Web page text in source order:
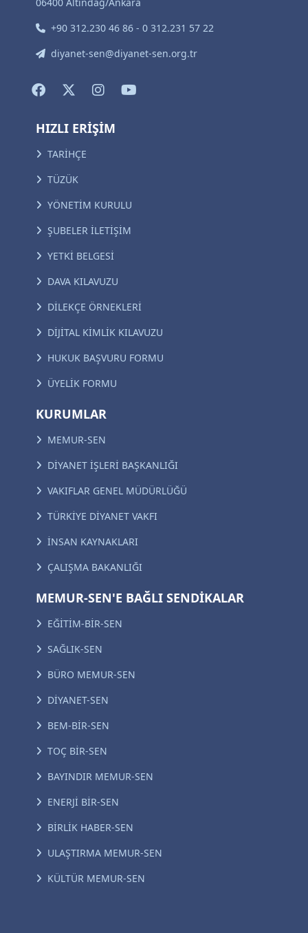
+90 312.230 46 86 - 0 312.231 57 22
diyanet-sen@diyanet-sen.org.tr
HIZLI ERİŞİM
TARİHÇE
TÜZÜK
YÖNETİM KURULU
ŞUBELER İLETİŞİM
YETKİ BELGESİ
DAVA KILAVUZU
DİLEKÇE ÖRNEKLERİ
DİJİTAL KİMLİK KILAVUZU
HUKUK BAŞVURU FORMU
ÜYELİK FORMU
KURUMLAR
MEMUR-SEN
DİYANET İŞLERİ BAŞKANLIĞI
VAKIFLAR GENEL MÜDÜRLÜĞÜ
TÜRKİYE DİYANET VAKFI
İNSAN KAYNAKLARI
ÇALIŞMA BAKANLIĞI
MEMUR-SEN'E BAĞLI SENDİKALAR
EĞİTİM-BİR-SEN
SAĞLIK-SEN
BÜRO MEMUR-SEN
DİYANET-SEN
BEM-BİR-SEN
TOÇ BİR-SEN
BAYINDIR MEMUR-SEN
ENERJİ BİR-SEN
BİRLİK HABER-SEN
ULAŞTIRMA MEMUR-SEN
KÜLTÜR MEMUR-SEN